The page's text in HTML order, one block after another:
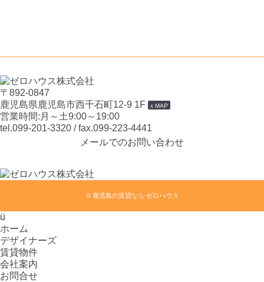
〒892-0847
鹿児島県鹿児島市西千石町12-9 1F
MAP
営業時間:月～土9:00～19:00
tel.099-201-3320 / fax.099-223-4441
メールでのお問い合わせ
© 鹿児島の賃貸なら ゼロハウス
ü
ホーム
デザイナーズ
賃貸物件
会社案内
お問合せ